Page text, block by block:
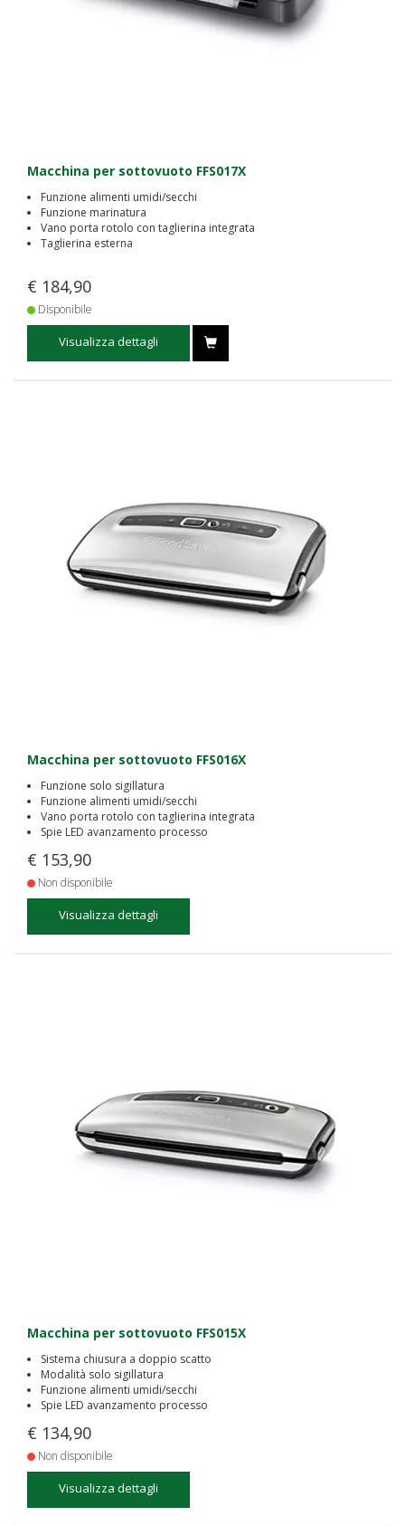
Macchina per sottovuoto FFS017X
Funzione alimenti umidi/secchi
Funzione marinatura
Vano porta rotolo con taglierina integrata
Taglierina esterna
€ 184,90
Disponibile
Visualizza dettagli
Macchina per sottovuoto FFS016X
Funzione solo sigillatura
Funzione alimenti umidi/secchi
Vano porta rotolo con taglierina integrata
Spie LED avanzamento processo
€ 153,90
Non disponibile
Visualizza dettagli
Macchina per sottovuoto FFS015X
Sistema chiusura a doppio scatto
Modalità solo sigillatura
Funzione alimenti umidi/secchi
Spie LED avanzamento processo
€ 134,90
Non disponibile
Visualizza dettagli